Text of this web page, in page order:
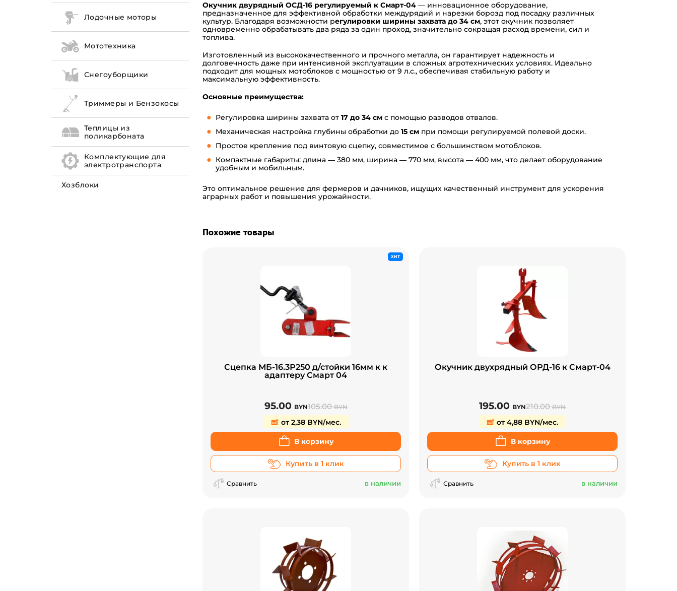
Лодочные моторы
Мототехника
Снегоуборщики
Триммеры и Бензокосы
Теплицы из
поликарбоната
Комплектующие для
электротранспорта
Хозблоки
Окучник двурядный ОСД-16 регулируемый к Смарт-04 — инновационное оборудование,
предназначенное для эффективной обработки междурядий и нарезки борозд под посадку различных
культур. Благодаря возможности регулировки ширины захвата до 34 см, этот окучник позволяет
одновременно обрабатывать два ряда за один проход, значительно сокращая расход времени, сил и
топлива.
Изготовленный из высококачественного и прочного металла, он гарантирует надежность и
долговечность даже при интенсивной эксплуатации в сложных агротехнических условиях. Идеально
подходит для мощных мотоблоков с мощностью от 9 л.с., обеспечивая стабильную работу и
максимальную эффективность.
Основные преимущества:
Регулировка ширины захвата от 17 до 34 см с помощью разводов отвалов.
Механическая настройка глубины обработки до 15 см при помощи регулируемой полевой доски.
Простое крепление под винтовую сцепку, совместимое с большинством мотоблоков.
Компактные габариты: длина — 380 мм, ширина — 770 мм, высота — 400 мм, что делает оборудование
удобным и мобильным.
Это оптимальное решение для фермеров и дачников, ищущих качественный инструмент для ускорения
аграрных работ и повышения урожайности.
Похожие товары
ХИТ
Сцепка МБ-16.3Р250 д/стойки 16мм к к
адаптеру Смарт 04
95.00 BYN105.00BYN
от 2,38 BYN/мес.
В корзину
Купить в 1 клик
Сравнить в наличии
Окучник двухрядный ОРД-16 к Смарт-04
195.00 BYN210.00BYN
от 4,88 BYN/мес.
В корзину
Купить в 1 клик
Сравнить в наличии